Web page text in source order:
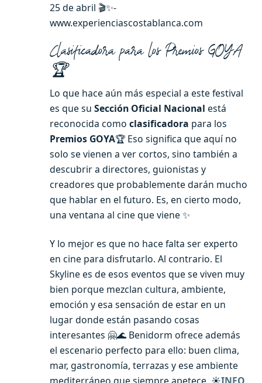
25 de abril 🎬✨-
www.experienciascostablanca.com
Clasificadora para los Premios GOYA
🏆
Lo que hace aún más especial a este festival
es que su Sección Oficial Nacional está
reconocida como clasificadora para los
Premios GOYA🏆 Eso significa que aquí no
solo se vienen a ver cortos, sino también a
descubrir a directores, guionistas y
creadores que probablemente darán mucho
que hablar en el futuro. Es, en cierto modo,
una ventana al cine que viene ✨
Y lo mejor es que no hace falta ser experto
en cine para disfrutarlo. Al contrario. El
Skyline es de esos eventos que se viven muy
bien porque mezclan cultura, ambiente,
emoción y esa sensación de estar en un
lugar donde están pasando cosas
interesantes 🤗🌊 Benidorm ofrece además
el escenario perfecto para ello: buen clima,
mar, gastronomía, terrazas y ese ambiente
mediterráneo que siempre apetece ☀️INFO